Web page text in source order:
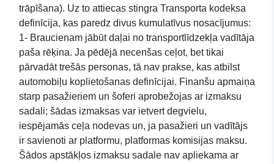
trāpīšana). Uz to attiecas stingra Transporta kodeksa
definīcija, kas paredz divus kumulatīvus nosacījumus:
1- Braucienam jābūt daļai no transportlīdzekļa vadītāja
paša rēķina. Ja pēdējā necenšas ceļot, bet tikai
pārvadāt trešās personas, tā nav prakse, kas atbilst
automobiļu koplietošanas definīcijai. Finanšu apmaiņa
starp pasažieriem un šoferi aprobežojas ar izmaksu
sadali; šādas izmaksas var ietvert degvielu,
iespējamās ceļa nodevas un, ja pasažieri un vadītājs
ir savienoti ar platformu, platformas komisijas maksu.
Šādos apstākļos izmaksu sadale nav apliekama ar